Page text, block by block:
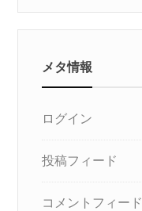
メタ情報
ログイン
投稿フィード
コメントフィード